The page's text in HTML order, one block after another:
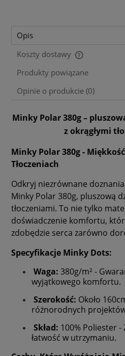
Opis
Koszty dostawy
Cena nie zawiera ewentualnych
Produkty powiązane
Opinie o produkcie (0)
Minky Polar 380g –
z okrągłymi
Minky Polar 380g -
Tłoczeniach
Odkryj niezrównane
Minky Polar 380g, pluszową
tłoczeniami. To nie tylko
doświadczenie komfortu,
zdobędzie serca zarówno
Specyfikacje Minky Dots:
Waga: 380g/m² -
wyjątkowego komfortu.
Szerokość: Około
różnorodnych
Skład: 100% Poliester -
łatwość w utrzymaniu.